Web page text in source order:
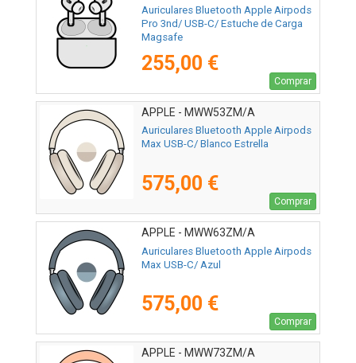
Auriculares Bluetooth Apple Airpods
Pro 3nd/ USB-C/ Estuche de Carga
Magsafe
255,00 €
Comprar
APPLE - MWW53ZM/A
Auriculares Bluetooth Apple Airpods
Max USB-C/ Blanco Estrella
575,00 €
Comprar
APPLE - MWW63ZM/A
Auriculares Bluetooth Apple Airpods
Max USB-C/ Azul
575,00 €
Comprar
APPLE - MWW73ZM/A